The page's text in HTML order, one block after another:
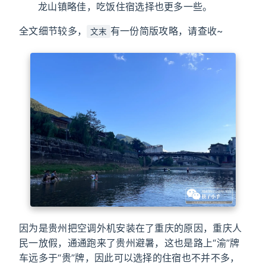
龙山镇略佳，吃饭住宿选择也更多一些。
全文细节较多， 文末 有一份简版攻略，请查收~
因为是贵州把空调外机安装在了重庆的原因，重庆人
民一放假，通通跑来了贵州避暑，这也是路上“渝”牌
车远多于“贵”牌，因此可以选择的住宿也不并不多，